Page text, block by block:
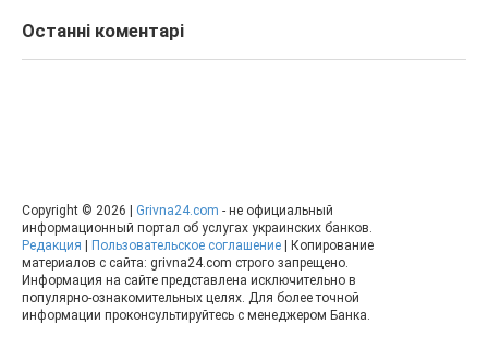
Останні коментарі
Copyright © 2026 | Grivna24.com - не официальный
информационный портал об услугах украинских банков.
Редакция | Пользовательское соглашение | Копирование
материалов с сайта: grivna24.com строго запрещено.
Информация на сайте представлена исключительно в
популярно-ознакомительных целях. Для более точной
информации проконсультируйтесь с менеджером Банка.